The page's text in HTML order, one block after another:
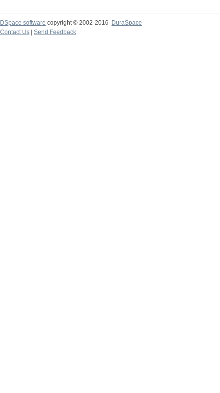
DSpace software copyright © 2002-2016
DuraSpace
Contact Us
Send Feedback